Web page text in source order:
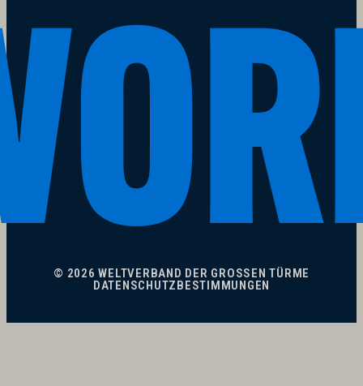
© 2026 WELTVERBAND DER GROSSEN TÜRME
DATENSCHUTZBESTIMMUNGEN